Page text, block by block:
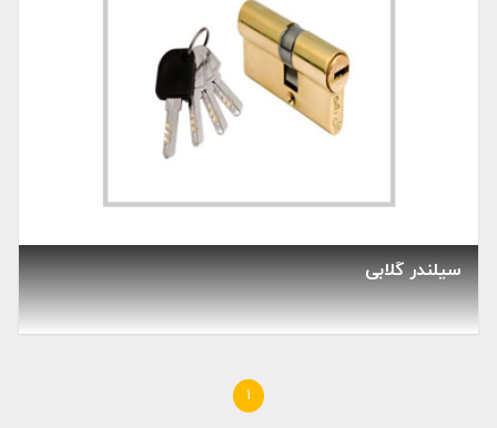
سیلندر گلابی
1